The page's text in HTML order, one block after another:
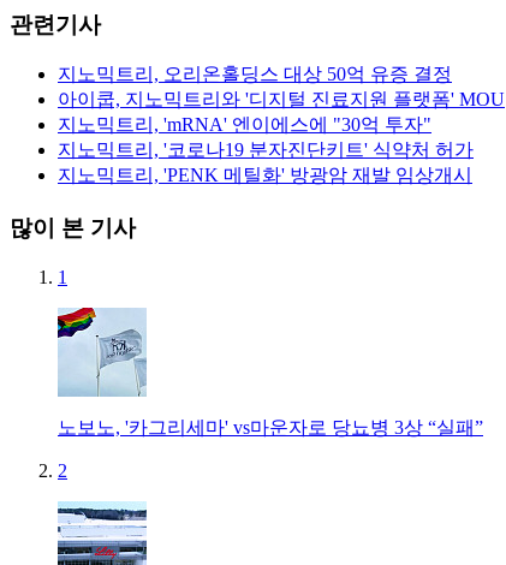
관련기사
지노믹트리, 오리온홀딩스 대상 50억 유증 결정
아이쿱, 지노믹트리와 '디지털 진료지원 플랫폼' MOU
지노믹트리, 'mRNA' 엔이에스에 "30억 투자"
지노믹트리, '코로나19 분자진단키트' 식약처 허가
지노믹트리, 'PENK 메틸화' 방광암 재발 임상개시
많이 본 기사
1
노보노, '카그리세마' vs마운자로 당뇨병 3상 “실패”
2